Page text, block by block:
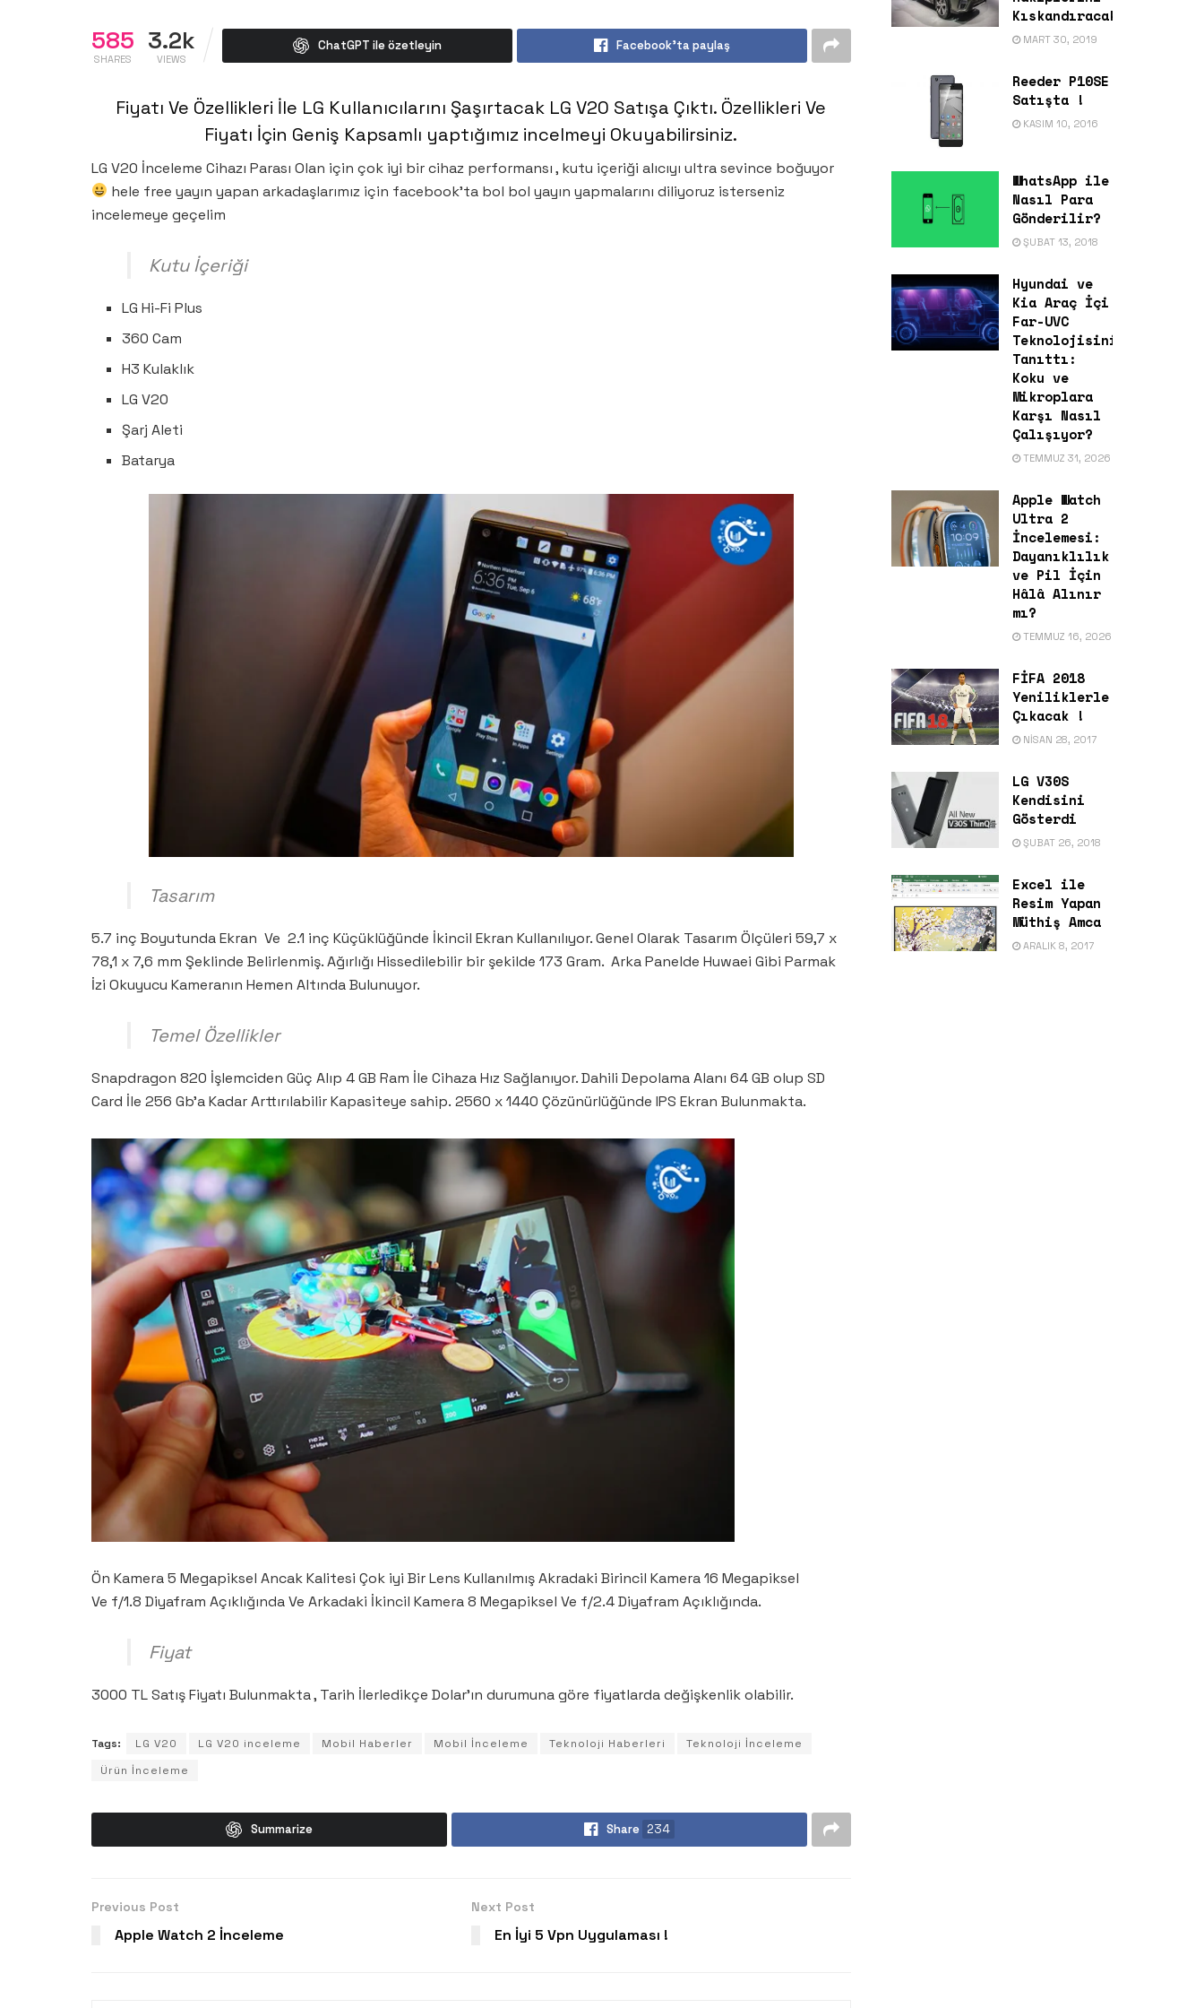
585
SHARES
3.2k
VIEWS
ChatGPT ile özetleyin Facebook'ta paylaş
Fiyatı Ve Özellikleri İle LG Kullanıcılarını Şaşırtacak LG V20 Satışa Çıktı. Özellikleri Ve
Fiyatı İçin Geniş Kapsamlı yaptığımız incelmeyi Okuyabilirsiniz.
LG V20 İnceleme Cihazı Parası Olan için çok iyi bir cihaz performansı , kutu içeriği alıcıyı ultra sevince boğuyor
hele free yayın yapan arkadaşlarımız için facebook’ta bol bol yayın yapmalarını diliyoruz isterseniz
incelemeye geçelim
Kutu İçeriği
LG Hi-Fi Plus
360 Cam
H3 Kulaklık
LG V20
Şarj Aleti
Batarya
Tasarım
5.7 inç Boyutunda Ekran Ve 2.1 inç Küçüklüğünde İkincil Ekran Kullanılıyor. Genel Olarak Tasarım Ölçüleri 59,7 x
78,1 x 7,6 mm Şeklinde Belirlenmiş. Ağırlığı Hissedilebilir bir şekilde 173 Gram. Arka Panelde Huwaei Gibi Parmak
İzi Okuyucu Kameranın Hemen Altında Bulunuyor.
Temel Özellikler
Snapdragon 820 İşlemciden Güç Alıp 4 GB Ram İle Cihaza Hız Sağlanıyor. Dahili Depolama Alanı 64 GB olup SD
Card İle 256 Gb’a Kadar Arttırılabilir Kapasiteye sahip. 2560 x 1440 Çözünürlüğünde IPS Ekran Bulunmakta.
Ön Kamera 5 Megapiksel Ancak Kalitesi Çok iyi Bir Lens Kullanılmış Akradaki Birincil Kamera 16 Megapiksel
Ve f/1.8 Diyafram Açıklığında Ve Arkadaki İkincil Kamera 8 Megapiksel Ve f/2.4 Diyafram Açıklığında.
Fiyat
3000 TL Satış Fiyatı Bulunmakta , Tarih İlerledikçe Dolar’ın durumuna göre fiyatlarda değişkenlik olabilir.
Tags: LG V20 LG V20 inceleme Mobil Haberler Mobil İnceleme Teknoloji Haberleri
Teknoloji İnceleme
Ürün İnceleme
Summarize Share 234
Previous Post
Apple Watch 2 İnceleme
Next Post
En İyi 5 Vpn Uygulaması !
Kıskandıracak
MART 30, 2019
Reeder P10SE
Satışta !
KASIM 10, 2016
WhatsApp ile
Nasıl Para
Gönderilir?
ŞUBAT 13, 2018
Hyundai ve
Kia Araç İçi
Far-UVC
Teknolojisini
Tanıttı:
Koku ve
Mikroplara
Karşı Nasıl
Çalışıyor?
TEMMUZ 31, 2026
Apple Watch
Ultra 2
İncelemesi:
Dayanıklılık
ve Pil İçin
Hâlâ Alınır
mı?
TEMMUZ 16, 2026
FİFA 2018
Yeniliklerle
Çıkacak !
NISAN 28, 2017
LG V30S
Kendisini
Gösterdi
ŞUBAT 26, 2018
Excel ile
Resim Yapan
Müthiş Amca
ARALIK 8, 2017